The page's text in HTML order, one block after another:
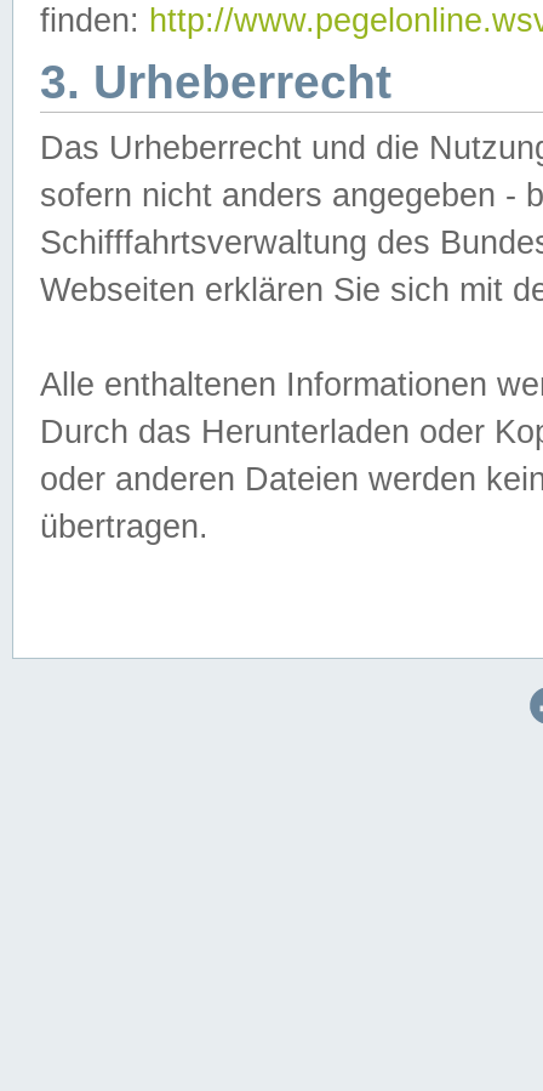
finden: http://
3. Urheberrecht
Das Urheberrecht und die
sofern nicht anders angegeben -
Schifffahrtsverwaltung des
Webseiten erklären Sie sich mit
Alle enthaltenen Informationen
Durch das Herunterladen oder
oder anderen Dateien werden
übertragen.